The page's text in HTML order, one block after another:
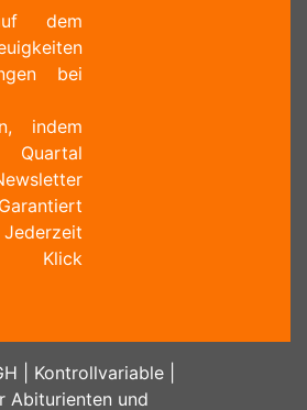
dem
bei
indem
Klick
Kontrollvariable
Abiturienten und